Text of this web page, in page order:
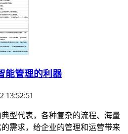
能管理的利器
13:52:51
型代表，各种复杂的流程、海量
需求，给企业的管理和运营带来